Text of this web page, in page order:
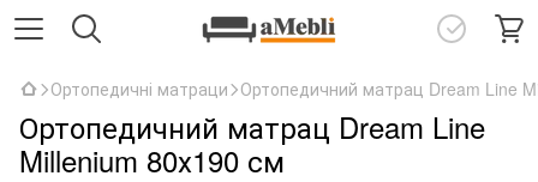
Ортопедичні матраци Ортопедичний матрац Dream Line
Ортопедичний матрац Dream Line
Millenium 80х190 см